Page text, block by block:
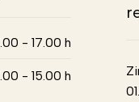
- 17.00 h
- 15.00 h